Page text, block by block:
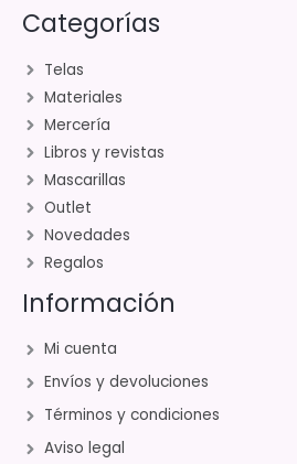
Categorías
Telas
Materiales
Mercería
Libros y revistas
Mascarillas
Outlet
Novedades
Regalos
Información
Mi cuenta
Envíos y devoluciones
Términos y condiciones
Aviso legal